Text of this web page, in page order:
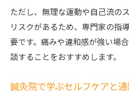
ただし、無理な運動や自己流の
リスクがあるため、専門家の指
要です。痛みや違和感が強い場
談することをおすすめします。
鍼灸院で学ぶセルフケアと